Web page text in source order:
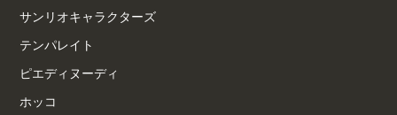
サンリオキャラクターズ
テンパレイト
ピエディヌーディ
ホッコ